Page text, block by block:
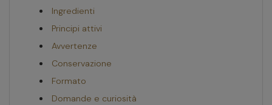
Ingredienti
Principi attivi
Avvertenze
Conservazione
Formato
Domande e curiosità